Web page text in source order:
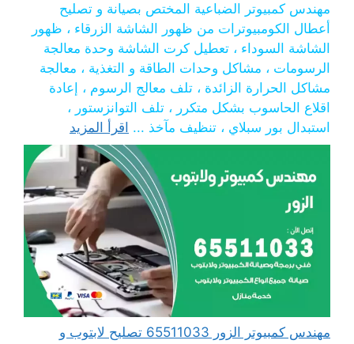
مهندس كمبيوتر الضباعية المختص بصيانة و تصليح
أعطال الكومبيوترات من ظهور الشاشة الزرقاء ، ظهور
الشاشة السوداء ، تعطيل كرت الشاشة وحدة معالجة
الرسومات ، مشاكل وحدات الطاقة و التغذية ، معالجة
مشاكل الحرارة الزائدة ، تلف معالج الرسوم ، إعادة
اقلاع الحاسوب بشكل متكرر ، تلف التوانزستور ،
استبدال بور سبلاي ، تنظيف مآخذ ... اقرأ المزيد
مهندس كمبيوتر الزور 65511033 تصليح لابتوب و